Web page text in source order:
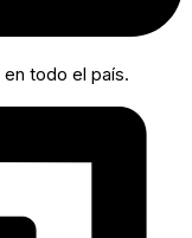
todo el país.